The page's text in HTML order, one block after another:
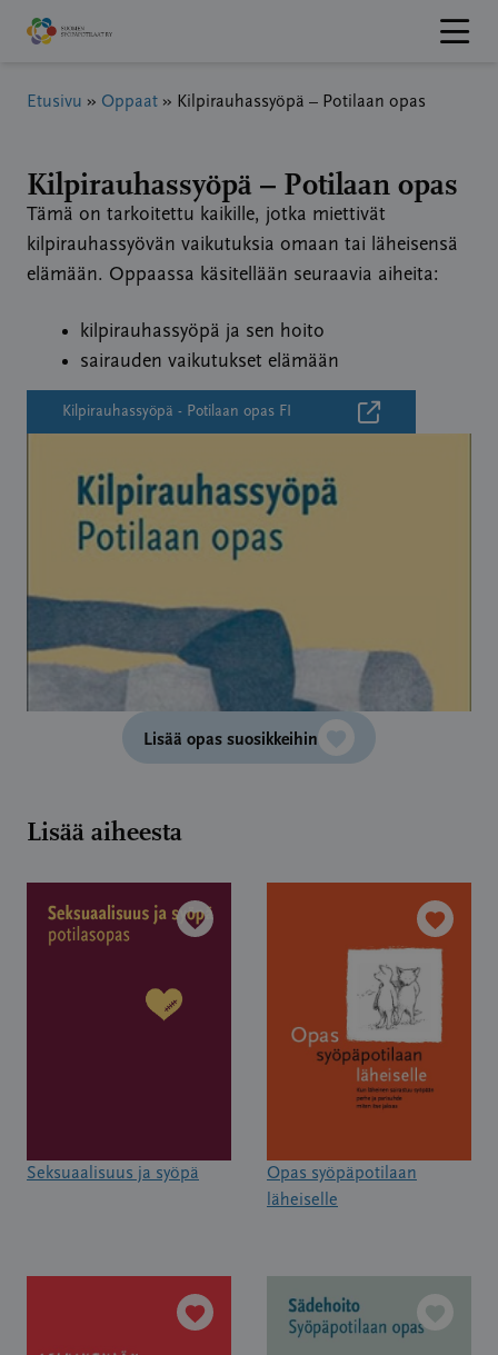
Hyppää
sisältöön
Etusivu » Oppaat » Kilpirauhassyöpä – Potilaan opas
Kilpirauhassyöpä – Potilaan opas
Tämä on tarkoitettu kaikille, jotka miettivät
kilpirauhassyövän vaikutuksia omaan tai läheisensä
elämään. Oppaassa käsitellään seuraavia aiheita:
kilpirauhassyöpä ja sen hoito
sairauden vaikutukset elämään
Kilpirauhassyöpä - Potilaan opas FI
Lisää opas suosikkeihin
Lisää aiheesta
Seksuaalisuus ja syöpä
Opas syöpäpotilaan
läheiselle